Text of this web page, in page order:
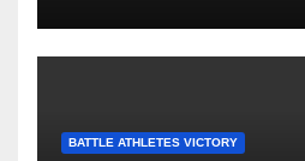
BATTLE ATHLETES VICTORY